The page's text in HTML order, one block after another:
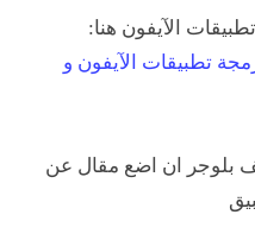
الآيفون هنا:
تطبيقات الآيفون و
بلوجر ان اضع مقال عن